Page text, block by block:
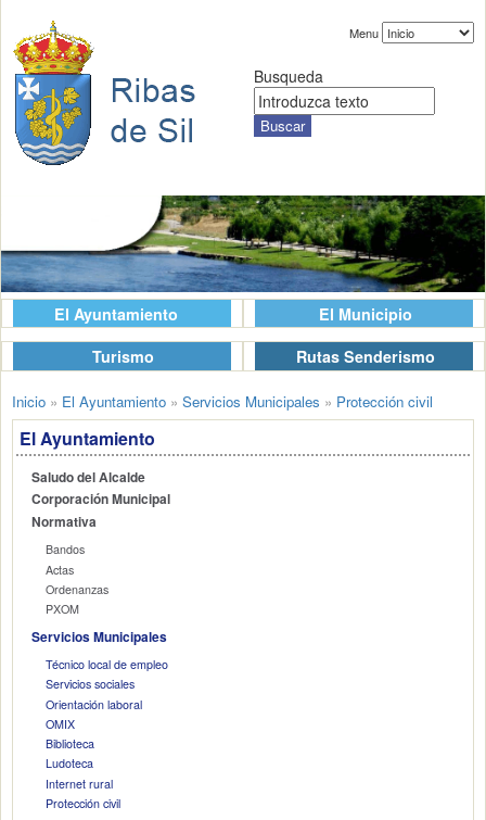
Menu
Busqueda
El Ayuntamiento
El Municipio
Turismo
Rutas Senderismo
Inicio » El Ayuntamiento » Servicios Municipales » Protección civil
El Ayuntamiento
Saludo del Alcalde
Corporación Municipal
Normativa
Bandos
Actas
Ordenanzas
PXOM
Servicios Municipales
Técnico local de empleo
Servicios sociales
Orientación laboral
OMIX
Biblioteca
Ludoteca
Internet rural
Protección civil